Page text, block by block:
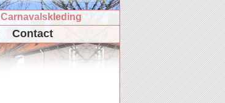
Carnavalskleding
Contact